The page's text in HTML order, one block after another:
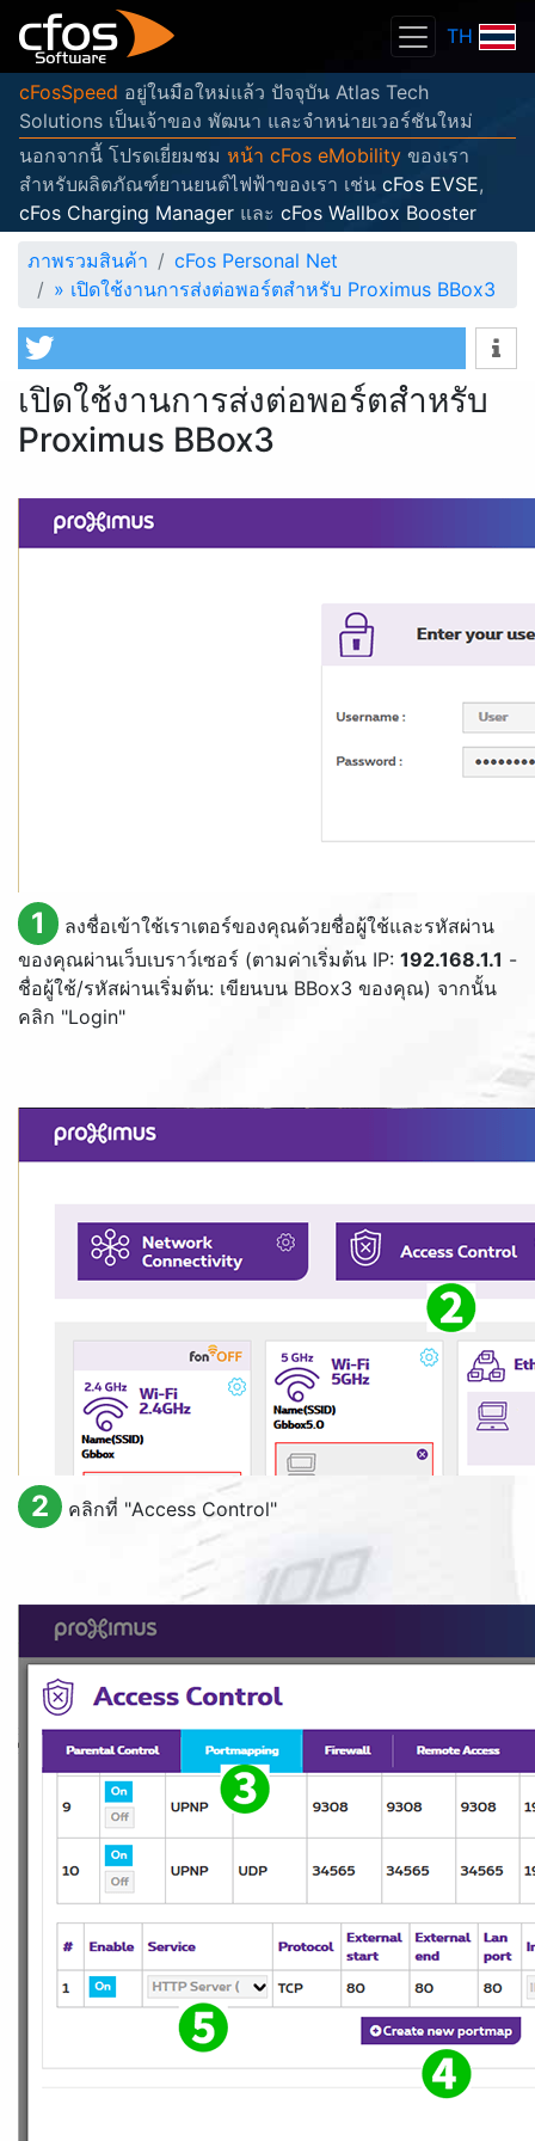
TH
cFosSpeed อยู่ในมือใหม่แล้ว ปัจจุบัน Atlas Tech
Solutions เป็นเจ้าของ พัฒนา และจำหน่ายเวอร์ชันใหม่
นอกจากนี้ โปรดเยี่ยมชม หน้า cFos eMobility ของเรา
สำหรับผลิตภัณฑ์ยานยนต์ไฟฟ้าของเรา เช่น cFos EVSE,
cFos Charging Manager และ cFos Wallbox Booster
ภาพรวมสินค้า
cFos Personal Net
» เปิดใช้งานการส่งต่อพอร์ตสำหรับ Proximus BBox3
เปิดใช้งานการส่งต่อพอร์ตสำหรับ
Proximus BBox3
1
ลงชื่อเข้าใช้เราเตอร์ของคุณด้วยชื่อผู้ใช้และรหัสผ่าน
ของคุณผ่านเว็บเบราว์เซอร์ (ตามค่าเริ่มต้น IP: 192.168.1.1 -
ชื่อผู้ใช้/รหัสผ่านเริ่มต้น: เขียนบน BBox3 ของคุณ) จากนั้น
คลิก "Login"
2 คลิกที่ "Access Control"